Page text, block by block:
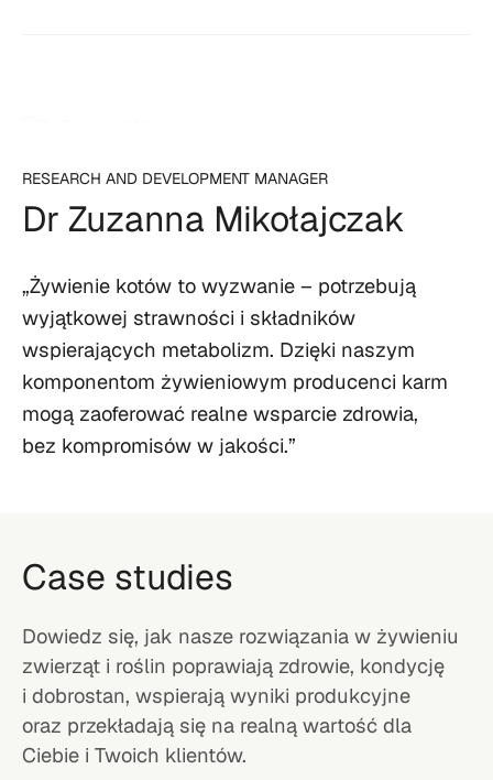
RESEARCH AND DEVELOPMENT MANAGER
Dr Zuzanna Mikołajczak
„Żywienie kotów to wyzwanie – potrzebują
wyjątkowej strawności i składników
wspierających metabolizm. Dzięki naszym
komponentom żywieniowym producenci karm
mogą zaoferować realne wsparcie zdrowia,
bez kompromisów w jakości.”
Case studies
Dowiedz się, jak nasze rozwiązania w żywieniu
zwierząt i roślin poprawiają zdrowie, kondycję
i dobrostan, wspierają wyniki produkcyjne
oraz przekładają się na realną wartość dla
Ciebie i Twoich klientów.